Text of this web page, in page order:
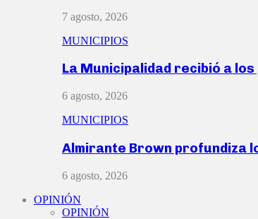
7 agosto, 2026
MUNICIPIOS
La Municipalidad recibió a
6 agosto, 2026
MUNICIPIOS
Almirante Brown profundiza
6 agosto, 2026
OPINIÓN
OPINIÓN